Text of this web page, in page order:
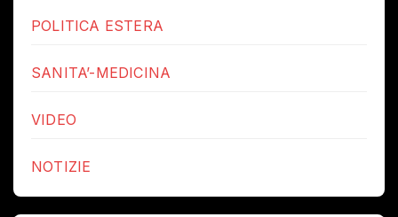
POLITICA ESTERA
SANITA’-MEDICINA
VIDEO
NOTIZIE